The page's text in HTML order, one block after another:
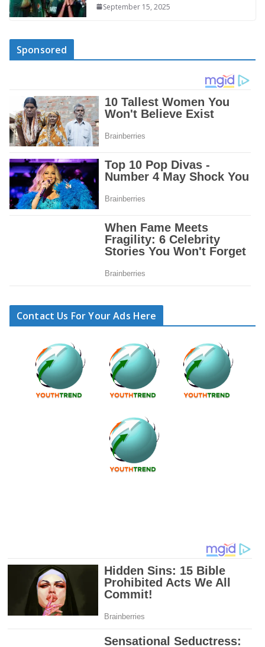
September 15, 2025
Sponsored
Contact Us For Your Ads Here